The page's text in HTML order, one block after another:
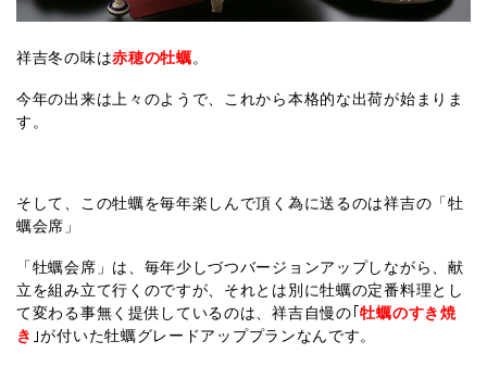
祥吉冬の味は赤穂の牡蠣。
今年の出来は上々のようで、これから本格的な出荷が始まりま
す。
そして、この牡蠣を毎年楽しんで頂く為に送るのは祥吉の「牡
蠣会席」
「牡蠣会席」は、毎年少しづつバージョンアップしながら、献
立を組み立て行くのですが、それとは別に牡蠣の定番料理とし
て変わる事無く提供しているのは、祥吉自慢の｢牡蠣のすき焼
き ｣が付いた牡蠣グレードアッププランなんです。